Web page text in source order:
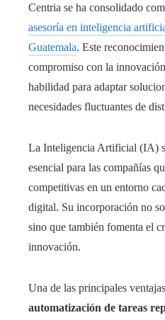
Centria se ha consolidado
asesoría en inteligencia
Guatemala. Este
compromiso con la
habilidad para adaptar
necesidades fluctuantes de
La Inteligencia Artificial (IA)
esencial para las compañías
competitivas en un entorno
digital. Su incorporación no
sino que también fomenta el
innovación.
Una de las principales
automatización de tareas